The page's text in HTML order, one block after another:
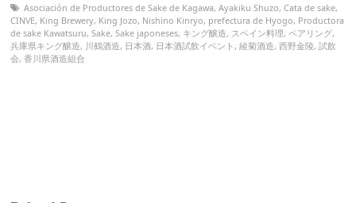
Asociación de Productores de Sake de Kagawa,Ayakiku Shuzo,Cata de sake,
CINVE, King Brewery, King Jozo, Nishino Kinryo, prefectura de Hyogo, Productora
de sake Kawatsuru,Sake,Sake japoneses, キング醸造, スペイン料理,ペアリング,
兵庫県キング醸造, 川鶴酒造, 日本酒, 日本酒試飲イベント ,綾菊酒造,西野金陵,試飲
会,香川県酒造組合